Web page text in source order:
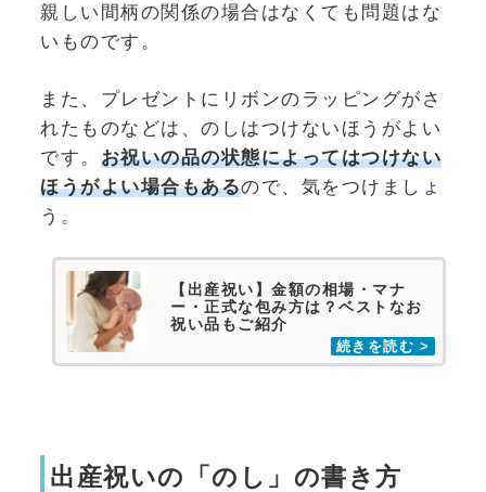
親しい間柄の関係の場合はなくても問題はな
いものです。
また、プレゼントにリボンのラッピングがさ
れたものなどは、のしはつけないほうがよい
です。 お祝いの品の状態によってはつけない
ほうがよい場合もあるので、気をつけましょ
う。
【出産祝い】金額の相場・マナ
ー・正式な包み方は？ベストなお
祝い品もご紹介
出産祝いの「のし」の書き方